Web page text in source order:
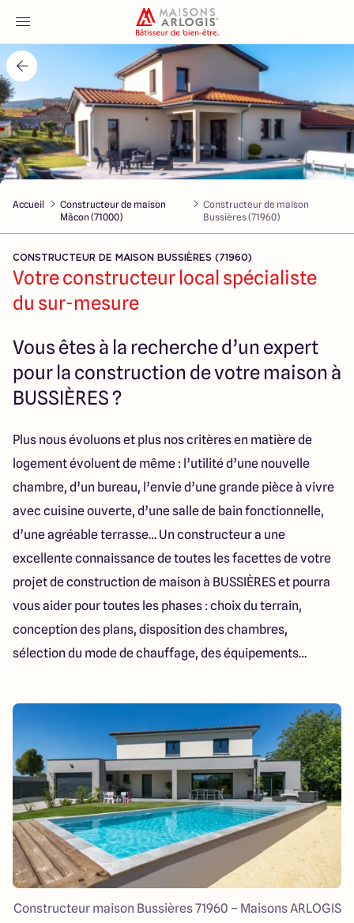
Accueil
Nos maisons
Nos annonces
Votre projet
Qui sommes-nous
Maisons ARLOGIS Macon
112 Route de Lyon
71000 Mâcon
4.3 4.6
Accueil
Constructeur de maison
Mâcon (71000)
Constructeur de maison
Bussières (71960)
CONSTRUCTEUR DE MAISON BUSSIÈRES (71960)
Votre constructeur local spécialiste
du sur-mesure
Vous êtes à la recherche d’un expert
pour la construction de votre maison à
BUSSIÈRES ?
Plus nous évoluons et plus nos critères en matière de
logement évoluent de même : l’utilité d’une nouvelle
chambre, d’un bureau, l’envie d’une grande pièce à vivre
avec cuisine ouverte, d’une salle de bain fonctionnelle,
d’une agréable terrasse… Un constructeur a une
excellente connaissance de toutes les facettes de votre
projet de construction de maison à BUSSIÈRES et pourra
vous aider pour toutes les phases : choix du terrain,
conception des plans, disposition des chambres,
sélection du mode de chauffage, des équipements…
Constructeur maison Bussières 71960 – Maisons ARLOGIS